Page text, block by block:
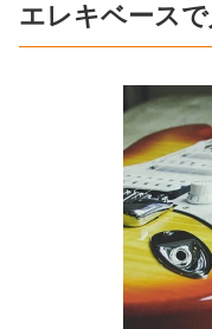
エレキベース